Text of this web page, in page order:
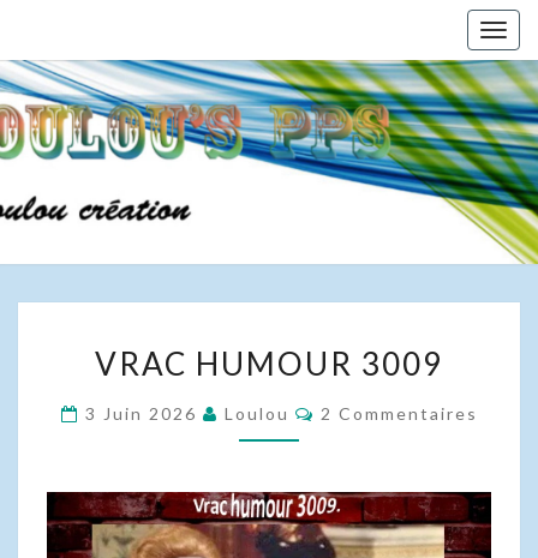
content
HUMOUR
VRAC HUMOUR 3009
3 Juin 2026 Loulou Commentaires
2 Commentaires